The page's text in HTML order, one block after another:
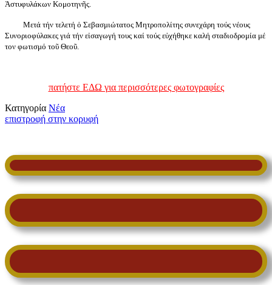
Ἀστυφυλάκων Κομοτηνῆς.
Μετά τήν τελετή ὁ Σεβασμιώτατος Μητροπολίτης συνεχάρη τούς νέους
Συνοριοφύλακες γιά τήν εἰσαγωγή τους καί τούς εὐχήθηκε καλή σταδιοδρομία μέ
τον φωτισμό τοῦ Θεοῦ.
πατήστε ΕΔΩ για περισσότερες φωτογραφίες
Κατηγορία Νέα
επιστροφή στην κορυφή